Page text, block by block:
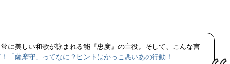
に美しい和歌が詠まれる能『忠度』の主役。そして、こんな言
「薩摩守」ってなに？ヒントはかっこ悪いあの行動！